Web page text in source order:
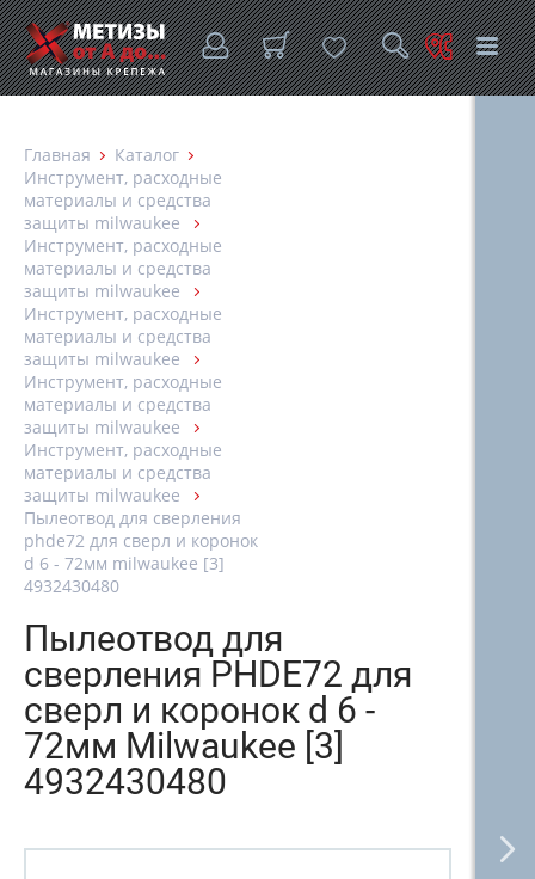
Главная
Каталог
Инструмент, расходные
материалы и средства
защиты milwaukee
Инструмент, расходные
материалы и средства
защиты milwaukee
Инструмент, расходные
материалы и средства
защиты milwaukee
Инструмент, расходные
материалы и средства
защиты milwaukee
Инструмент, расходные
материалы и средства
защиты milwaukee
Пылеотвод для сверления
phde72 для сверл и коронок
d 6 - 72мм milwaukee [3]
4932430480
Пылеотвод для
сверления PHDE72 для
сверл и коронок d 6 -
72мм Milwaukee [3]
4932430480